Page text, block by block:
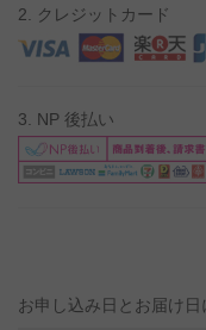
2. クレジットカード
3. NP 後払い
お申し込み日とお届け日